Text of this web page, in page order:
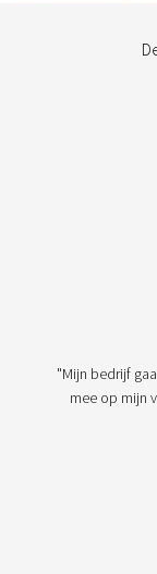
"Mijn bedrijf
mee op mijn